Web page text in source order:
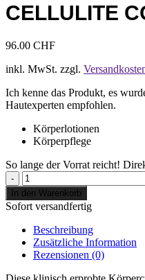
CELLULITE
96.00 CHF
inkl. MwSt. zzgl.
Ich kenne das Produkt, es
Hautexperten empfohlen.
Körperlotionen
Körperpflege
So lange der Vorrat reicht!
ZO
Skin
Health
Body
Smoothing
Creme
Cellulite
Control
150ml
In den Warenkorb
Sofort versandfertig
Beschreibung
Zusätzliche Information
Rezensionen (0)